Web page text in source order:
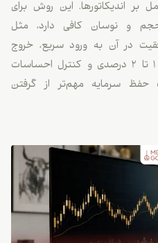
بر اندیکاتورها. این روش برای
و نوسان کافی دارد، مثل
در آن به ورود سریع، خروج
منطقی، حد ضرر کوچک، ریسک ۱ تا ۲ درصدی و کنترل احساسات
سرمایه مهم‌تر از گرفتن